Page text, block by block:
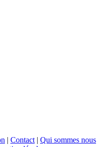
| Contact | Qui sommes nous